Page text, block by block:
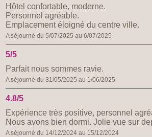
Hôtel confortable, moderne.
Personnel agréable.
Emplacement éloigné du centre ville.
A séjourné du 5/07/2025 au 6/07/2025
5/5
Parfait nous sommes ravie.
A séjourné du 31/05/2025 au 1/06/2025
4.8/5
Expérience très positive, personnel
Nous avons bien dormi. Jolie vue sur
A séjourné du 14/12/2024 au 15/12/2024